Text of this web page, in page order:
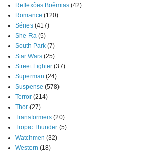
Reflexões Boêmias (42)
Romance (120)
Séries (417)
She-Ra (5)
South Park (7)
Star Wars (25)
Street Fighter (37)
Superman (24)
Suspense (578)
Terror (214)
Thor (27)
Transformers (20)
Tropic Thunder (5)
Watchmen (32)
Western (18)